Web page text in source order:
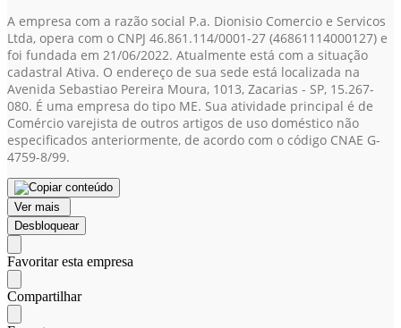
A empresa com a razão social P.a. Dionisio Comercio e Servicos
Ltda, opera com o CNPJ 46.861.114/0001-27 (46861114000127) e
foi fundada em 21/06/2022. Atualmente está com a situação
cadastral Ativa. O endereço de sua sede está localizada na
Avenida Sebastiao Pereira Moura, 1013, Zacarias - SP, 15.267-
080. É uma empresa do tipo ME. Sua atividade principal é de
Comércio varejista de outros artigos de uso doméstico não
especificados anteriormente, de acordo com o código CNAE G-
4759-8/99.
Ver mais
Desbloquear
Favoritar esta empresa
Compartilhar